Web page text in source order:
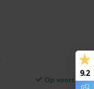
Op voorraad
9.2